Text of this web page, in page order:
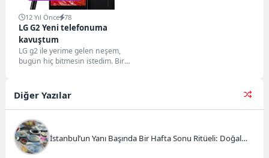
12 Yıl Önce 78
LG G2 Yeni telefonuma
kavuştum
LG g2 ile yerime gelen neşem,
bugün hiç bitmesin istedim. Bir
Diğer Yazılar
İstanbul’un Yanı Başında Bir Hafta Sonu Ritüeli: Doğal